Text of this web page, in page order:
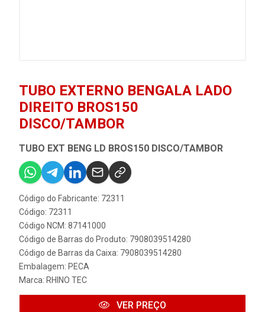
TUBO EXTERNO BENGALA LADO
DIREITO BROS150
DISCO/TAMBOR
TUBO EXT BENG LD BROS150 DISCO/TAMBOR
Código do Fabricante: 72311
Código: 72311
Código NCM: 87141000
Código de Barras do Produto: 7908039514280
Código de Barras da Caixa: 7908039514280
Embalagem: PECA
Marca: RHINO TEC
VER PREÇO